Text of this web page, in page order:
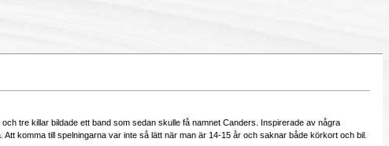
tre killar bildade ett band som sedan skulle få namnet Canders. Inspirerade av några
komma till spelningarna var inte så lätt när man är 14-15 år och saknar både körkort och bil.